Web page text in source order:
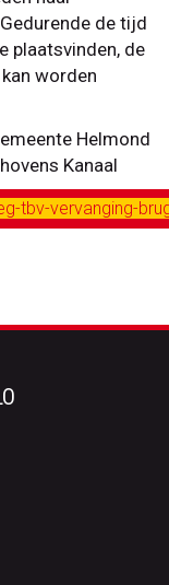
de tijd
plaatsvinden, de
worden
Helmond
Kanaal
tbv-vervanging-